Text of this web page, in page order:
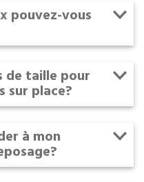
pouvez-vous
de taille pour
sur place?
à mon